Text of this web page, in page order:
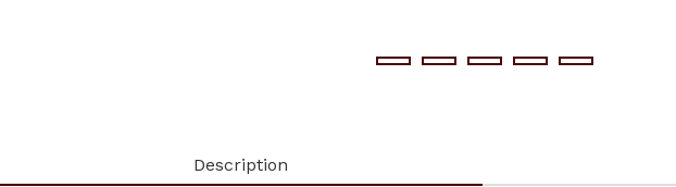
Description